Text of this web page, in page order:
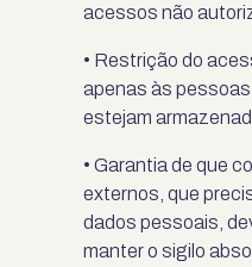
acessos não
• Restrição do
apenas às
estejam
• Garantia de que
externos, que
dados pessoais,
manter o sigilo